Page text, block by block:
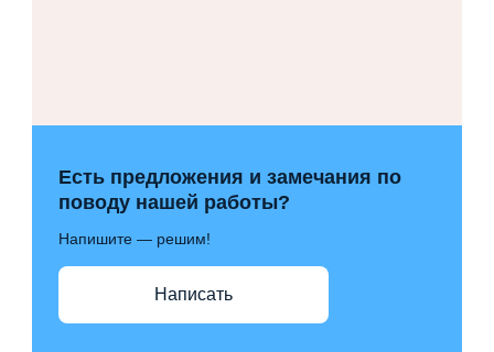
Есть предложения и замечания по
поводу нашей работы?
Напишите — решим!
Написать